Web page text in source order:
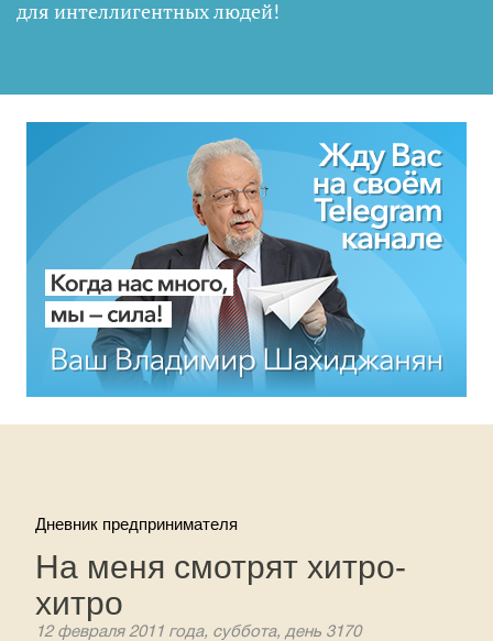
для интеллигентных людей!
Дневник предпринимателя
На меня смотрят хитро-
хитро
12 февраля 2011 года, суббота, день 3170